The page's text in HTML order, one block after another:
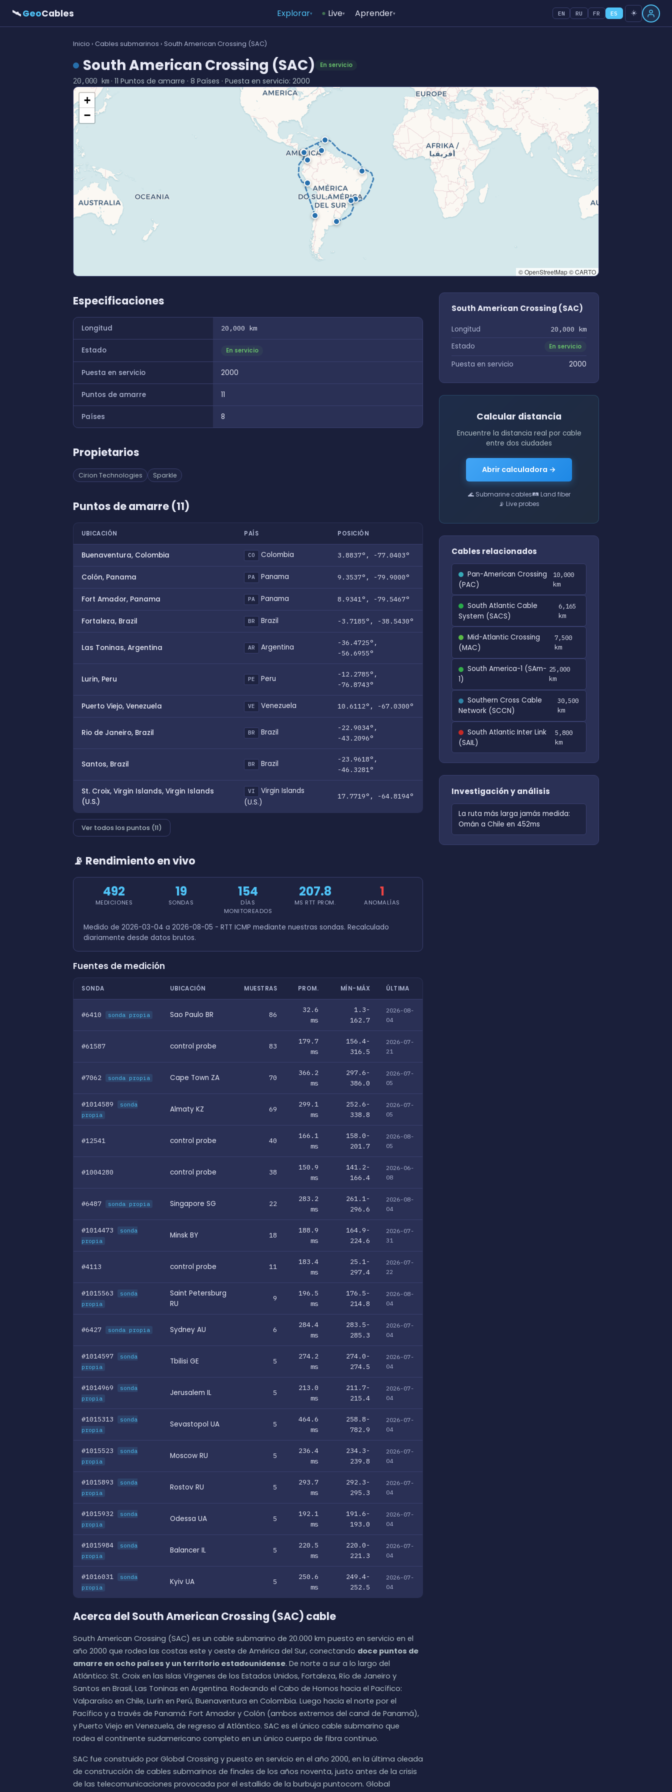
🛰GeoCables Explorar▾ Live▾ Aprender▾ EN RU FR ES ☀️
Inicio › Cables submarinos › South American Crossing (SAC)
South American Crossing (SAC) En servicio
20,000 km · 11 Puntos de amarre · 8 Países · Puesta en servicio: 2000
+
−
© OpenStreetMap © CARTO
Especificaciones
Longitud 20,000 km
Estado En servicio
Puesta en servicio 2000
Puntos de amarre 11
Países 8
Propietarios
Cirion Technologies Sparkle
Puntos de amarre (11)
UBICACIÓN PAÍS POSICIÓN
Buenaventura, Colombia CO Colombia 3.8837°, -77.0403°
Colón, Panama PA Panama 9.3537°, -79.9000°
Fort Amador, Panama PA Panama 8.9341°, -79.5467°
Fortaleza, Brazil BR Brazil -3.7185°, -38.5430°
Las Toninas, Argentina AR Argentina
-36.4725°,
-56.6955°
Lurin, Peru PE Peru
-12.2785°,
-76.8743°
Puerto Viejo, Venezuela VE Venezuela 10.6112°, -67.0300°
Rio de Janeiro, Brazil BR Brazil
-22.9034°,
-43.2096°
Santos, Brazil BR Brazil
-23.9618°,
-46.3281°
St. Croix, Virgin Islands, Virgin Islands
(U.S.)
VI
Virgin Islands
(U.S.)
17.7719°, -64.8194°
Ver todos los puntos (11)
📡 Rendimiento en vivo
492
MEDICIONES
19
SONDAS
154
DÍAS
MONITOREADOS
207.8
MS RTT PROM.
1
ANOMALÍAS
Medido de 2026-03-04 a 2026-08-05 - RTT ICMP mediante nuestras sondas. Recalculado
diariamente desde datos brutos.
Fuentes de medición
SONDA UBICACIÓN MUESTRAS PROM. MÍN-MÁX ÚLTIMA
#6410 sonda propia Sao Paulo BR 86
32.6
ms
1.3-
162.7
2026-08-
04
#61587 control probe 83
179.7
ms
156.4-
316.5
2026-07-
21
#7062 sonda propia Cape Town ZA 70
366.2
ms
297.6-
386.0
2026-07-
05
#1014589
sonda
propia
Almaty KZ 69
299.1
ms
252.6-
338.8
2026-07-
05
#12541 control probe 40
166.1
ms
158.0-
201.7
2026-08-
05
#1004280 control probe 38
150.9
ms
141.2-
166.4
2026-06-
08
#6487 sonda propia Singapore SG 22
283.2
ms
261.1-
296.6
2026-08-
04
#1014473
sonda
propia
Minsk BY 18
188.9
ms
164.9-
224.6
2026-07-
31
#4113 control probe 11
183.4
ms
25.1-
297.4
2026-07-
22
#1015563
sonda
propia
Saint Petersburg
RU
9
196.5
ms
176.5-
214.8
2026-08-
04
#6427 sonda propia Sydney AU 6
284.4
ms
283.5-
285.3
2026-07-
04
#1014597
sonda
propia
Tbilisi GE 5
274.2
ms
274.0-
274.5
2026-07-
04
#1014969
sonda
propia
Jerusalem IL 5
213.0
ms
211.7-
215.4
2026-07-
04
#1015313
sonda
propia
Sevastopol UA 5
464.6
ms
258.8-
782.9
2026-07-
04
#1015523
sonda
propia
Moscow RU 5
236.4
ms
234.3-
239.8
2026-07-
04
#1015893
sonda
propia
Rostov RU 5
293.7
ms
292.3-
295.3
2026-07-
04
#1015932
sonda
propia
Odessa UA 5
192.1
ms
191.6-
193.0
2026-07-
04
#1015984
sonda
propia
Balancer IL 5
220.5
ms
220.0-
221.3
2026-07-
04
#1016031
sonda
propia
Kyiv UA 5
250.6
ms
249.4-
252.5
2026-07-
04
Acerca del South American Crossing (SAC) cable
South American Crossing (SAC) es un cable submarino de 20.000 km puesto en servicio en el
año 2000 que rodea las costas este y oeste de América del Sur, conectando doce puntos de
amarre en ocho países y un territorio estadounidense. De norte a sur a lo largo del
Atlántico: St. Croix en las Islas Vírgenes de los Estados Unidos, Fortaleza, Río de Janeiro y
Santos en Brasil, Las Toninas en Argentina. Rodeando el Cabo de Hornos hacia el Pacífico:
Valparaíso en Chile, Lurín en Perú, Buenaventura en Colombia. Luego hacia el norte por el
Pacífico y a través de Panamá: Fort Amador y Colón (ambos extremos del canal de Panamá),
y Puerto Viejo en Venezuela, de regreso al Atlántico. SAC es el único cable submarino que
rodea el continente sudamericano completo en un único cuerpo de fibra continuo.
SAC fue construido por Global Crossing y puesto en servicio en el año 2000, en la última oleada
de construcción de cables submarinos de finales de los años noventa, justo antes de la crisis
de las telecomunicaciones provocada por el estallido de la burbuja puntocom. Global
South American Crossing (SAC)
Longitud 20,000 km
Estado En servicio
Puesta en servicio 2000
Calcular distancia
Encuentre la distancia real por cable
entre dos ciudades
Abrir calculadora →
🌊 Submarine cables🛤 Land fiber
📡 Live probes
Cables relacionados
Pan-American Crossing
(PAC)
10,000
km
South Atlantic Cable
System (SACS)
6,165
km
Mid-Atlantic Crossing
(MAC)
7,500
km
South America-1 (SAm-
1)
25,000
km
Southern Cross Cable
Network (SCCN)
30,500
km
South Atlantic Inter Link
(SAIL)
5,800
km
Investigación y análisis
La ruta más larga jamás medida:
Omán a Chile en 452ms